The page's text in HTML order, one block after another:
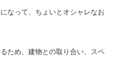
なって、ちょいとオシャレなお
ため、建物との取り合い、スペ